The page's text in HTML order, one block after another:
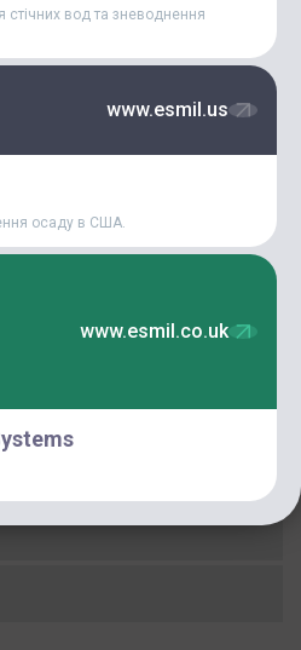
ЗНЕВОДНЕННЯ ОСАДУ В
М. ФІНІКС, АРІЗОНА, США
НОВІ РІШЕННЯ ДЛЯ
ОЧИЩЕННЯ
вод та зневоднення
www.esmil.us
осаду в США.
www.esmil.co.uk